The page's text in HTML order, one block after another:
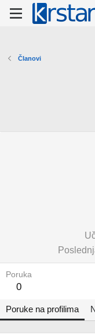
Članovi
Poruka
0
Poruke na profilima